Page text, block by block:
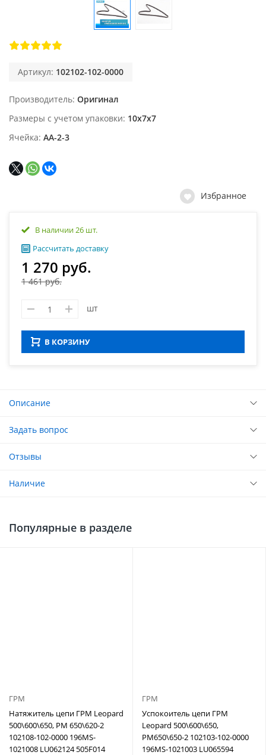
Артикул: 102102-102-0000
Производитель Оригинал
Размеры с учетом упаковки 10х7х7
Ячейка АА-2-3
Избранное
В наличии 26 шт.
Рассчитать доставку
1 270 руб.
1 461 руб.
шт
В КОРЗИНУ
Описание
Задать вопрос
Отзывы
Наличие
Популярные в разделе
ГРМ
Натяжитель цепи ГРМ Leopard
500\600\650, РМ 650\620-2
102108-102-0000 196MS-
1021008 LU062124 505F014
ГРМ
Успокоитель цепи ГРМ
Leopard 500\600\650,
РМ650\650-2 102103-102-0000
196MS-1021003 LU065594